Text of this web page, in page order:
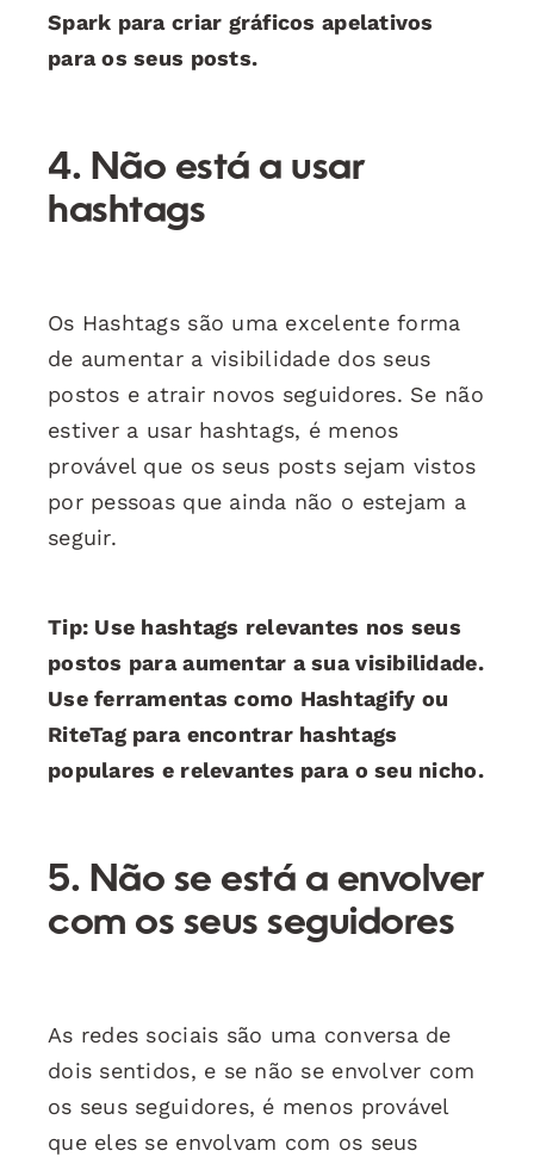
Spark para criar gráficos apelativos
para os seus posts.
4. Não está a usar
hashtags
Os Hashtags são uma excelente forma
de aumentar a visibilidade dos seus
postos e atrair novos seguidores. Se não
estiver a usar hashtags, é menos
provável que os seus posts sejam vistos
por pessoas que ainda não o estejam a
seguir.
Tip: Use hashtags relevantes nos seus
postos para aumentar a sua visibilidade.
Use ferramentas como Hashtagify ou
RiteTag para encontrar hashtags
populares e relevantes para o seu nicho.
5. Não se está a envolver
com os seus seguidores
As redes sociais são uma conversa de
dois sentidos, e se não se envolver com
os seus seguidores, é menos provável
que eles se envolvam com os seus